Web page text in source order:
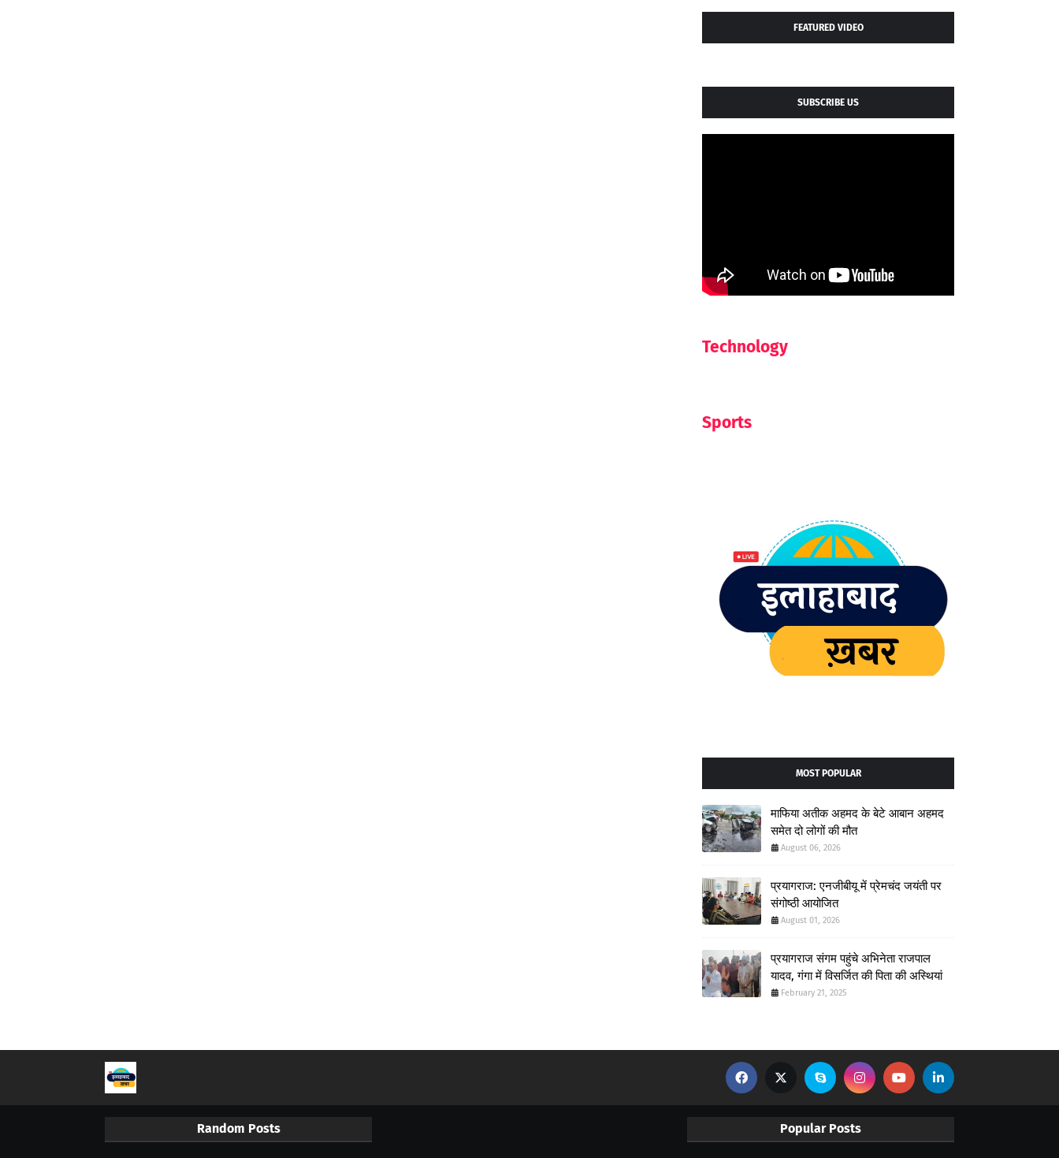
FEATURED VIDEO
SUBSCRIBE US
Technology
Sports
MOST POPULAR
माफिया अतीक अहमद के बेटे आबान अहमद
समेत दो लोगों की मौत
August 06, 2026
प्रयागराज: एनजीबीयू में प्रेमचंद जयंती पर
संगोष्ठी आयोजित
August 01, 2026
प्रयागराज संगम पहुंचे अभिनेता राजपाल
यादव, गंगा में विसर्जित की पिता की अस्थियां
February 21, 2025
Random Posts Popular Posts